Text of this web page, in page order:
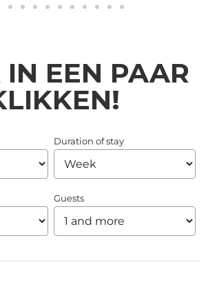
EEN PAAR